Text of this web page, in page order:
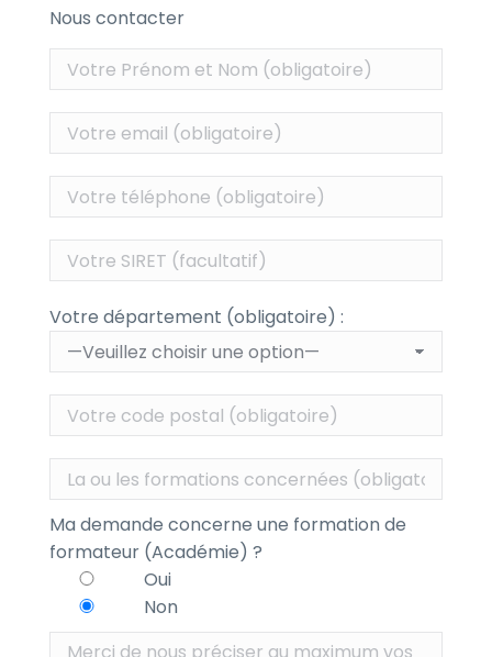
Nous contacter
Votre département (obligatoire) :
Ma demande concerne une formation de
formateur (Académie) ?
Oui
Non